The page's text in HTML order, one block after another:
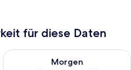
für diese Daten
Nacht, Aug. 10 - Aug.
Morgen
Überprüfe die Verfügbarkeit